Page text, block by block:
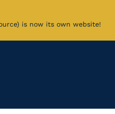
is now its own website!